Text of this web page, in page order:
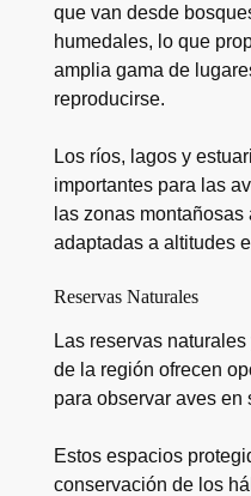
que van desde
humedales, lo que
amplia gama de
reproducirse.
Los ríos, lagos y
importantes para las
las zonas
adaptadas a altitudes
Reservas Naturales
Las reservas
de la región ofrecen
para observar aves en
Estos espacios
conservación de los